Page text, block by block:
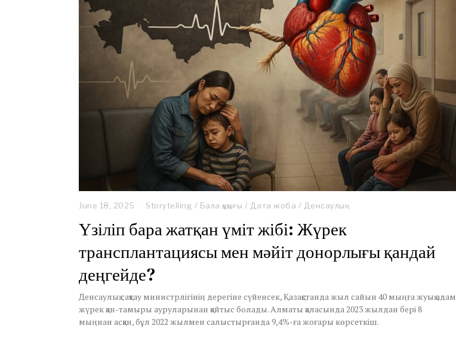
June 18, 2025
n
e
1
8
2
2
5
Storytelling / Бала құқығы / Дата жоба / Денсаулық
Үзіліп бара жатқан үміт жібі: Жүрек
трансплантациясы мен мәйіт донорлығы қандай
деңгейде?
Денсаулық сақтау министрлігінің дерегіне сүйенсек, Қазақстанда жыл сайын 40 мыңға жуық адам
жүрек қан-тамыры ауруларынан қайтыс болады. Алматы қаласында 2023 жылдан бері 8
мыңнан асқан, бұл 2022 жылмен салыстырғанда 9,4%-ға жоғары көрсеткіш.